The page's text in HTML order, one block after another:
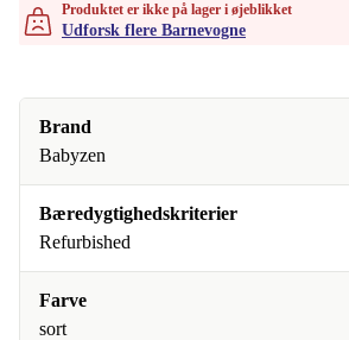
Produktet er ikke på lager i øjeblikket
Udforsk flere Barnevogne
Brand
Babyzen
Bæredygtighedskriterier
Refurbished
Farve
sort